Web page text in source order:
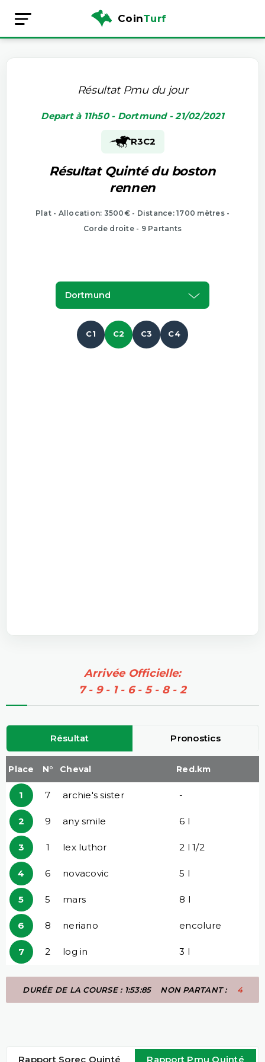
CoinTurf
Résultat Pmu du jour
Depart à 11h50 - Dortmund - 21/02/2021
R3C2
Résultat Quinté du boston
rennen
Plat - Allocation: 3500€ - Distance: 1700 mètres -
Corde droite - 9 Partants
Dortmund
C1 C2 C3 C4
Arrivée Officielle:
7 - 9 - 1 - 6 - 5 - 8 - 2
Résultat Pronostics
Place N° Cheval Red.km
1 7 archie's sister -
2 9 any smile 6 l
3 1 lex luthor 2 l 1/2
4 6 novacovic 5 l
5 5 mars 8 l
6 8 neriano encolure
7 2 log in 3 l
DURÉE DE LA COURSE : 1:53:85 NON PARTANT : 4
Rapport Sorec Quinté Rapport Pmu Quinté